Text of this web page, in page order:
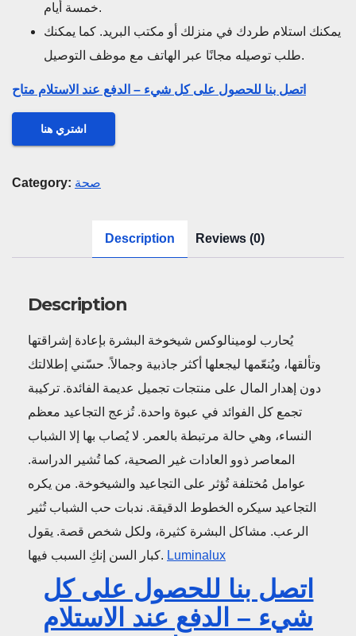
خمسة أيام.
يمكنك استلام طردك في منزلك أو مكتب البريد. كما يمكنك
طلب توصيله مجانًا عبر الهاتف مع موظف التوصيل.
اتصل بنا للحصول على كل شيء – الدفع عند الاستلام متاح
اشتري هنا
Category: صحة
Description Reviews (0)
Description
يُحارب لومينالوكس شيخوخة البشرة بإعادة إشراقتها
وتألقها، ويُنعّمها ليجعلها أكثر جاذبية وجمالاً. حسّني إطلالتك
دون إهدار المال على منتجات تجميل عديمة الفائدة. تركيبة
تجمع كل الفوائد في عبوة واحدة. تُزعج التجاعيد معظم
النساء، وهي حالة مرتبطة بالعمر. لا يُصاب بها إلا الشباب
المعاصر ذوو العادات غير الصحية، كما تُشير الدراسة.
عوامل مُختلفة تُؤثر على التجاعيد والشيخوخة. من يكره
التجاعيد سيكره الخطوط الدقيقة. ندبات حب الشباب تُثير
الرعب. مشاكل البشرة كثيرة، ولكل شخص قصة. يقول
كبار السن إنكِ السبب فيها. Luminalux
اتصل بنا للحصول على كل
شيء – الدفع عند الاستلام